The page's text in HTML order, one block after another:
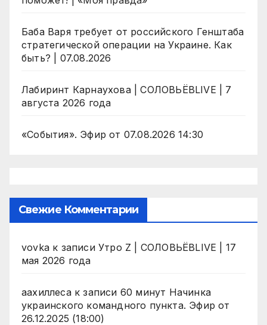
Баба Варя требует от российского Генштаба
стратегической операции на Украине. Как
быть? | 07.08.2026
Лабиринт Карнаухова | СОЛОВЬЁВLIVE | 7
августа 2026 года
«События». Эфир от 07.08.2026 14:30
Свежие Комментарии
vovka к записи Утро Z | СОЛОВЬЁВLIVE | 17
мая 2026 года
аахиллесак записи 60 минут Начинка
украинского командного пункта. Эфир от
26.12.2025 (18:00)